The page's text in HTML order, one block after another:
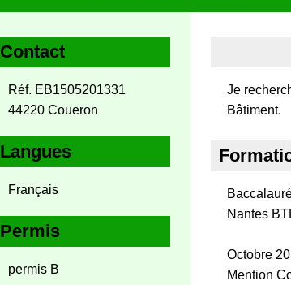
Contact
Réf. EB1505201331
44220 Coueron
Langues
Français
Permis
permis B
Je
Bâtiment.
Nantes
Octobre
Mention